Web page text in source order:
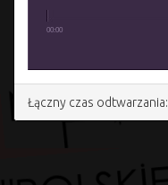
00:00
Łączny czas odtwarzania: